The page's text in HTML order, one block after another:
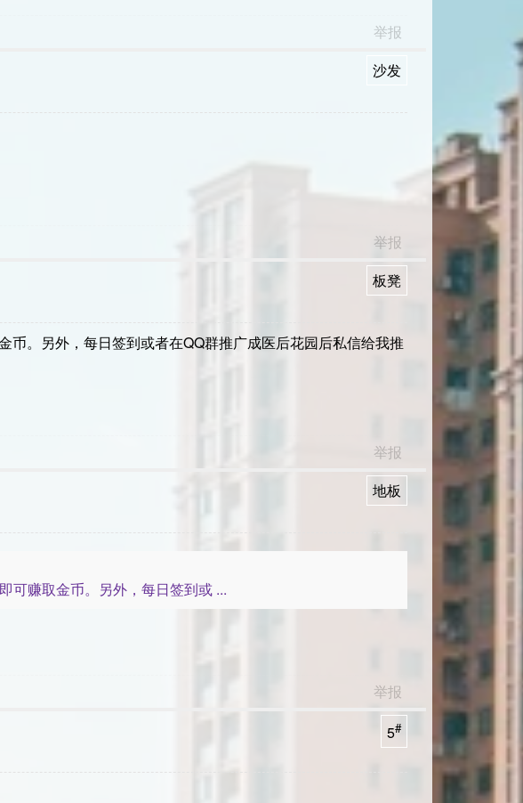
举报
沙发
举报
板凳
。另外，每日签到或者在QQ群推广成医后花园后私信给我推
举报
地板
可赚取金币。另外，每日签到或 ...
举报
5#